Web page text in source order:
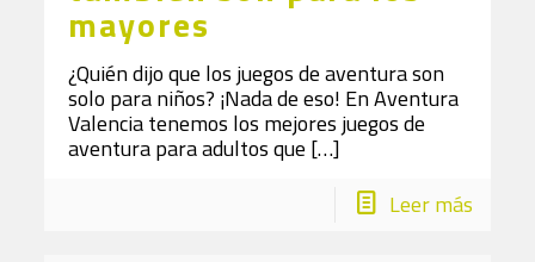
mayores
¿Quién dijo que los juegos de aventura son
solo para niños? ¡Nada de eso! En Aventura
Valencia tenemos los mejores juegos de
aventura para adultos que […]
Leer más